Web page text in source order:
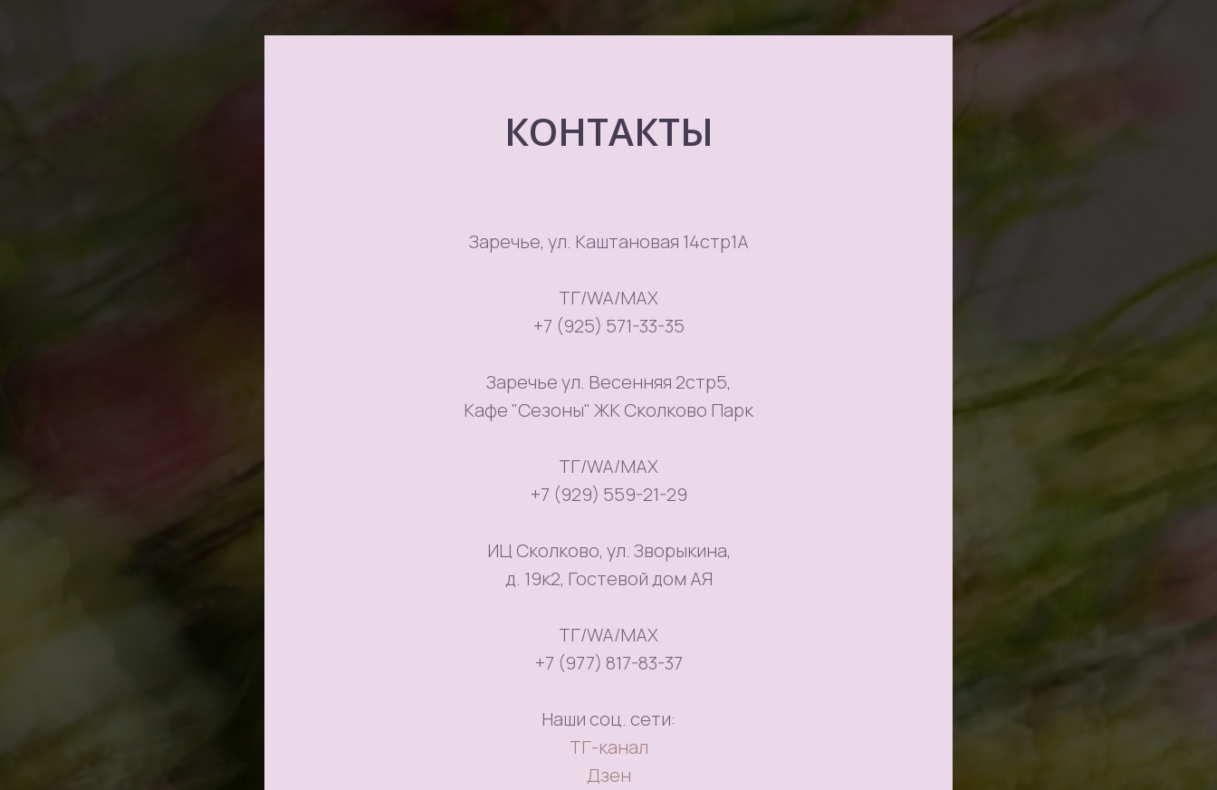
КОНТАКТЫ
Заречье, ул. Каштановая 14стр1А
ТГ/WA/MAX
+7 (925) 571-33-35
Заречье ул. Весенняя 2стр5,
Кафе "Сезоны" ЖК Сколково Парк
ТГ/WA/MAX
+7 (929) 559-21-29
ИЦ Сколково, ул. Зворыкина,
д. 19к2, Гостевой дом АЯ
ТГ/WA/MAX
+7 (977) 817-83-37
Наши соц. сети:
ТГ-канал
Дзен